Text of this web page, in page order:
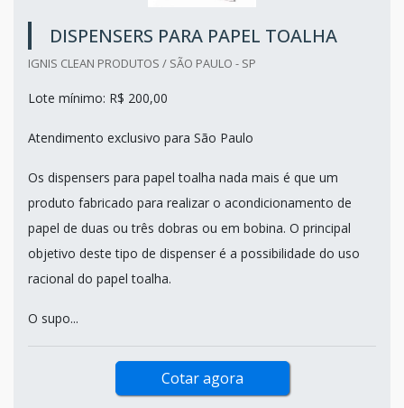
DISPENSERS PARA PAPEL TOALHA
IGNIS CLEAN PRODUTOS / SÃO PAULO - SP
Lote mínimo: R$ 200,00
Atendimento exclusivo para São Paulo
Os dispensers para papel toalha nada mais é que um
produto fabricado para realizar o acondicionamento de
papel de duas ou três dobras ou em bobina. O principal
objetivo deste tipo de dispenser é a possibilidade do uso
racional do papel toalha.
O supo...
Cotar agora